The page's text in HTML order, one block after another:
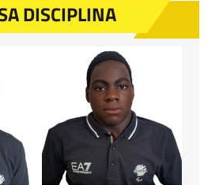
DISCIPLINA